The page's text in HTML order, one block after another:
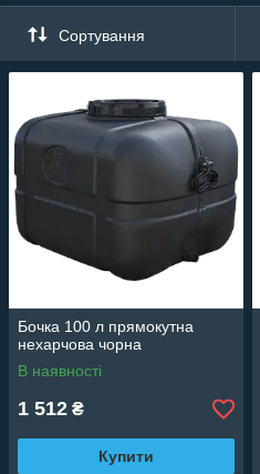
Сортування
Бочка 100 л прямокутна
нехарчова чорна
В наявності
1 512 ₴
Купити